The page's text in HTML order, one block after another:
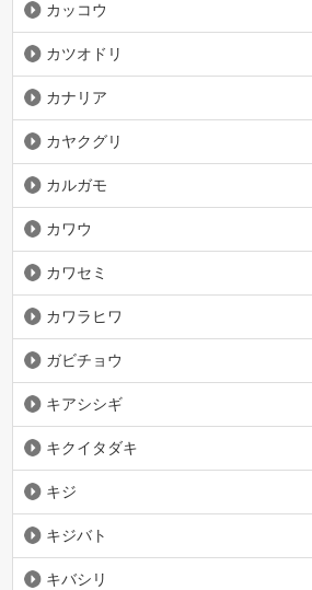
カッコウ
カツオドリ
カナリア
カヤクグリ
カルガモ
カワウ
カワセミ
カワラヒワ
ガビチョウ
キアシシギ
キクイタダキ
キジ
キジバト
キバシリ